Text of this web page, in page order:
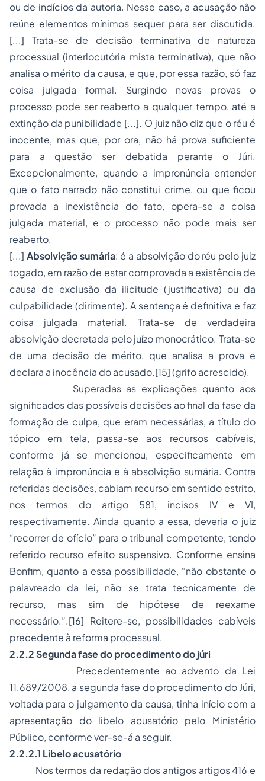
ou de indícios da autoria. Nesse caso, a acusação não
reúne elementos mínimos sequer para ser discutida.
[...] Trata-se de decisão terminativa de natureza
processual (interlocutória mista terminativa), que não
analisa o mérito da causa, e que, por essa razão, só faz
coisa julgada formal. Surgindo novas provas o
processo pode ser reaberto a qualquer tempo, até a
extinção da punibilidade [...]. O juiz não diz que o réu é
inocente, mas que, por ora, não há prova suficiente
para a questão ser debatida perante o Júri.
Excepcionalmente, quando a impronúncia entender
que o fato narrado não constitui crime, ou que ficou
provada a inexistência do fato, opera-se a coisa
julgada material, e o processo não pode mais ser
reaberto.
[...] Absolvição sumária: é a absolvição do réu pelo juiz
togado, em razão de estar comprovada a existência de
causa de exclusão da ilicitude (justificativa) ou da
culpabilidade (dirimente). A sentença é definitiva e faz
coisa julgada material. Trata-se de verdadeira
absolvição decretada pelo juízo monocrático. Trata-se
de uma decisão de mérito, que analisa a prova e
declara a inocência do acusado.[15] (grifo acrescido).
Superadas as explicações quanto aos
significados das possíveis decisões ao final da fase da
formação de culpa, que eram necessárias, a título do
tópico em tela, passa-se aos recursos cabíveis,
conforme já se mencionou, especificamente em
relação à impronúncia e à absolvição sumária. Contra
referidas decisões, cabiam recurso em sentido estrito,
nos termos do artigo 581, incisos IV e VI,
respectivamente. Ainda quanto a essa, deveria o juiz
“recorrer de ofício” para o tribunal competente, tendo
referido recurso efeito suspensivo. Conforme ensina
Bonfim, quanto a essa possibilidade, “não obstante o
palavreado da lei, não se trata tecnicamente de
recurso, mas sim de hipótese de reexame
necessário.”.[16] Reitere-se, possibilidades cabíveis
precedente à reforma processual.
2.2.2 Segunda fase do procedimento do júri
Precedentemente ao advento da Lei
11.689/2008, a segunda fase do procedimento do Júri,
voltada para o julgamento da causa, tinha início com a
apresentação do libelo acusatório pelo Ministério
Público, conforme ver-se-á a seguir.
2.2.2.1 Libelo acusatório
Nos termos da redação dos antigos artigos 416 e